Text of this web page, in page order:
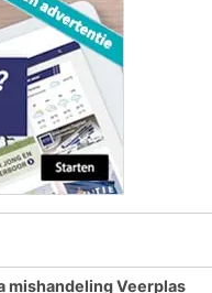
mishandeling Veerplas